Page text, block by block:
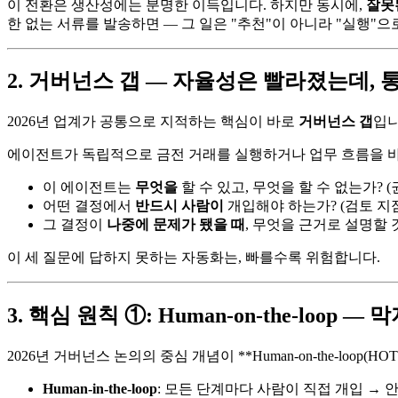
이 전환은 생산성에는 분명한 이득입니다. 하지만 동시에, 잘못
한 없는 서류를 발송하면 — 그 일은 "추천"이 아니라 "실행"으
2. 거버넌스 갭 — 자율성은 빨라졌는데,
2026년 업계가 공통으로 지적하는 핵심이 바로 거버넌스 갭 입
에이전트가 독립적으로 금전 거래를 실행하거나 업무 흐름을
이 에이전트는 무엇을 할 수 있고, 무엇을 할 수 없는가? (
어떤 결정에서 반드시 사람이 개입해야 하는가? (검토 지
그 결정이 나중에 문제가 됐을 때 , 무엇을 근거로 설명할
이 세 질문에 답하지 못하는 자동화는, 빠를수록 위험합니다.
3. 핵심 원칙 ①: Human-on-the-loop — 막
2026년 거버넌스 논의의 중심 개념이 **Human-on-the-
Human-in-the-loop: 모든 단계마다 사람이 직접 개입 →